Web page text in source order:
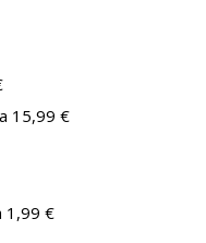
15,99 €
1,99 €